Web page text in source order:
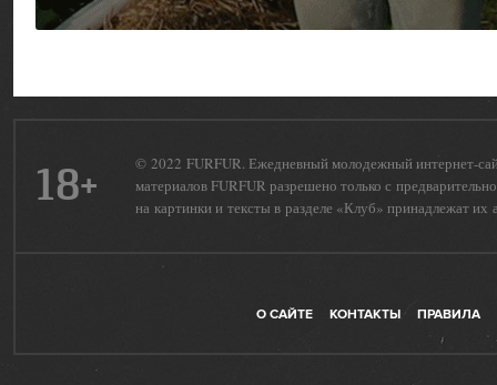
18+
© 2022 FURFUR. Ежедневный молодежный интернет-
материалов FURFUR разрешено только с
на картинки и тексты в разделе «Клуб» принадлежат их
О САЙТЕ КОНТАКТЫ ПРАВИЛА